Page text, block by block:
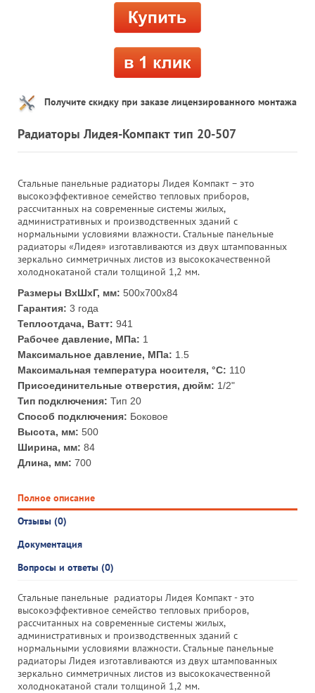
Получите скидку при заказе лицензированного монтажа
Радиаторы Лидея-Компакт тип 20-507
Стальные панельные радиаторы Лидея Компакт – это
высокоэффективное семейство тепловых приборов,
рассчитанных на современные системы жилых,
административных и производственных зданий с
нормальными условиями влажности. Стальные панельные
радиаторы «Лидея» изготавливаются из двух штампованных
зеркально симметричных листов из высококачественной
холоднокатаной стали толщиной 1,2 мм.
Размеры ВхШхГ, мм: 500x700x84
Гарантия: 3 года
Теплоотдача, Ватт: 941
Рабочее давление, МПа: 1
Максимальное давление, МПа: 1.5
Максимальная температура носителя, °С: 110
Присоединительные отверстия, дюйм: 1/2"
Тип подключения: Тип 20
Способ подключения: Боковое
Высота, мм: 500
Ширина, мм: 84
Длина, мм: 700
Полное описание
Отзывы (0)
Документация
Вопросы и ответы (0)
Стальные панельные радиаторы Лидея Компакт - это
высокоэффективное семейство тепловых приборов,
рассчитанных на современные системы жилых,
административных и производственных зданий с
нормальными условиями влажности. Стальные панельные
радиаторы Лидея изготавливаются из двух штампованных
зеркально симметричных листов из высококачественной
холоднокатаной стали толщиной 1,2 мм.